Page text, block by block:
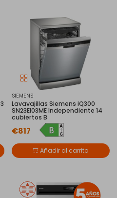
SIEMENS
Lavavajillas Siemens iQ300
SN23EI03ME Independiente 14
cubiertos B
€817
Añadir al carrito